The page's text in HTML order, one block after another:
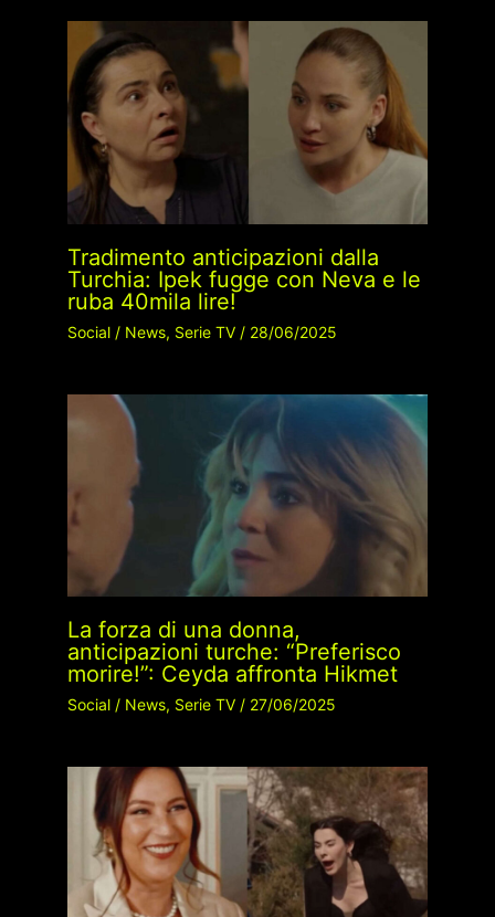
Tradimento anticipazioni dalla
Turchia: Ipek fugge con Neva e le
ruba 40mila lire!
Social/ News, Serie TV/ 28/06/2025
La forza di una donna,
anticipazioni turche: “Preferisco
morire!”: Ceyda affronta Hikmet
Social/ News, Serie TV/ 27/06/2025